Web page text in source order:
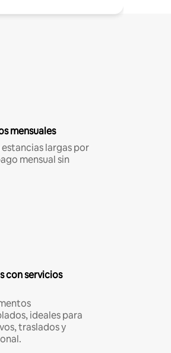
mensuales
largas por
mensual sin
con servicios
ideales para
traslados y